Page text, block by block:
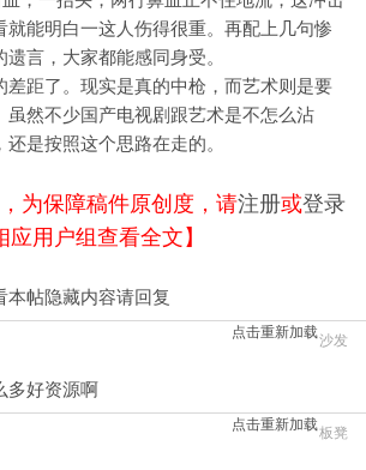
就能明白一这人伤得很重。再配上几句惨
言，大家都能感同身受。
差距了。现实是真的中枪，而艺术则是要
虽然不少国产电视剧跟艺术是不怎么沾
是按照这个思路在走的。
，为保障稿件原创度，请注册或登录
应用户组查看全文】
本帖隐藏内容请回复
点击重新加载沙发
多好资源啊
点击重新加载板凳